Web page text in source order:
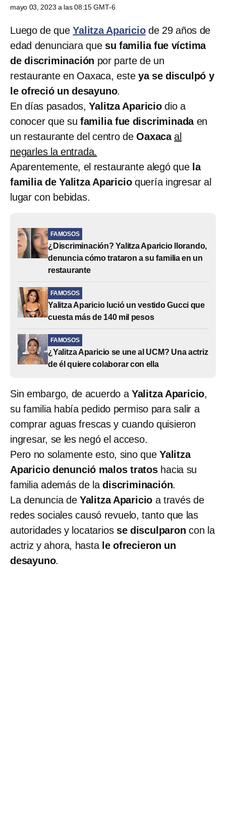
mayo 03, 2023 a las 08:15 GMT-6
Luego de queYalitza Apariciode 29 años de
edad denunciara que su familia fue víctima
de discriminación por parte de un
restaurante en Oaxaca, este ya se disculpó y
le ofreció un desayuno.
En días pasados,Yalitza Apariciodio a
conocer que su familia fue discriminadaen
un restaurante del centro deOaxaca al
negarles la entrada.
Aparentemente, el restaurante alegó quela
familia de Yalitza Aparicio quería ingresar al
lugar con bebidas.
FAMOSOS
¿Discriminación? Yalitza Aparicio llorando,
denuncia cómo trataron a su familia en un
restaurante
FAMOSOS
Yalitza Aparicio lució un vestido Gucci que
cuesta más de 140 mil pesos
FAMOSOS
¿Yalitza Aparicio se une al UCM? Una actriz
de él quiere colaborar con ella
Sin embargo, de acuerdo a Yalitza Aparicio,
su familia había pedido permiso para salir a
comprar aguas frescas y cuando quisieron
ingresar, se les negó el acceso.
Pero no solamente esto, sino que Yalitza
Aparicio denunció malos tratos hacia su
familia además de ladiscriminación.
La denuncia de Yalitza Aparicio a través de
redes sociales causó revuelo, tanto que las
autoridades y locatariosse disculparon con la
actriz y ahora, hasta le ofrecieron un
desayuno.